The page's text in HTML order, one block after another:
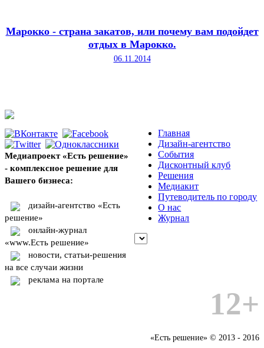
Марокко - страна закатов, или почему вам подойдет
отдых в Марокко.
06.11.2014
Медиапроект «Есть решение»
- комплексное решение для
Вашего бизнеса:
дизайн-агентство «Есть
решение»
онлайн-журнал
«www.Есть решение»
новости, статьи-решения
на все случаи жизни
реклама на портале
Главная
Дизайн-агентство
События
Дисконтный клуб
Решения
Медиакит
Путеводитель по городу
О нас
Журнал
12+
«Есть решение» © 2013 - 2016